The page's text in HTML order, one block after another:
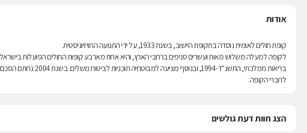
אודות
קופת חולים לאומית נוסדה בתקופת היישוב, בשנת 1933, על ידי התנועה הרוויזיוניסטית.
לקופה למעלה משלוש מאות ועשרים סניפים ברחבי הארץ, והיא אחת מארבע קופות החולים הפועלות
בריאות ממלכתי, התשנ"ד-
לחברי הקופה.
הצג חוות דעת גולשים